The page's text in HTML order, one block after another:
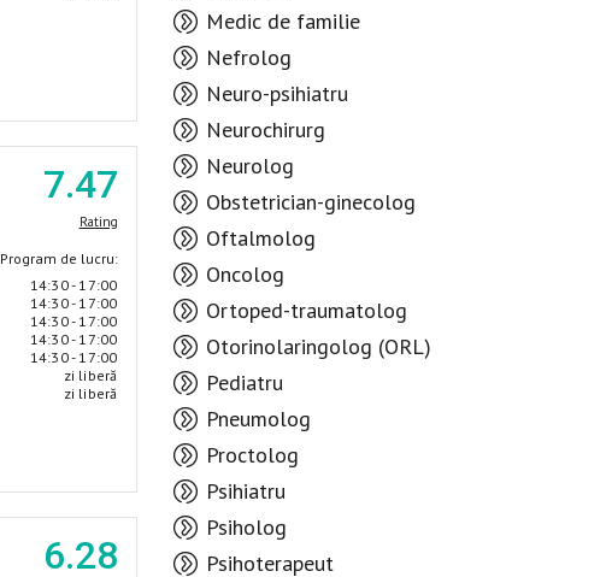
7.47
Rating
Program de lucru:
14:30 - 17:00
14:30 - 17:00
14:30 - 17:00
14:30 - 17:00
14:30 - 17:00
zi liberă
zi liberă
6.28
Medic de familie
Nefrolog
Neuro-psihiatru
Neurochirurg
Neurolog
Obstetrician-ginecolog
Oftalmolog
Oncolog
Ortoped-traumatolog
Otorinolaringolog (ORL)
Pediatru
Pneumolog
Proctolog
Psihiatru
Psiholog
Psihoterapeut